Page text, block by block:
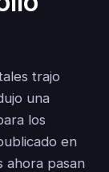
trajo
una
los
en
ahora pasan